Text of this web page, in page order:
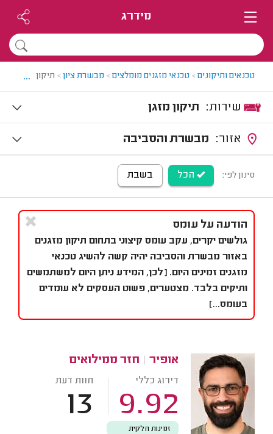
מידרג
טכנאים ותיקונים> טכנאי מזגנים מומלצים> מבשרת ציון> תיקון מזגן
...
תיקון מזגן
מבשרת והסביבה
סינון לפי: הכל בשבת
הודעה על עומס
גולשים יקרים, עקב עומס קיצוני בתחום תיקון מזגנים
באזור מבשרת והסביבה יהיה קשה להשיג טכנאי
מזגנים זמינים היום. [לכן, המידע ניתן היום למשתמשים
ותיקים בלבד. מצטערים, פשוט העסקים לא עומדים
בעומס...]
אופיר חזר ממילואים
דירוג כללי
9.92
חוות דעת
13
זמינות חלקית